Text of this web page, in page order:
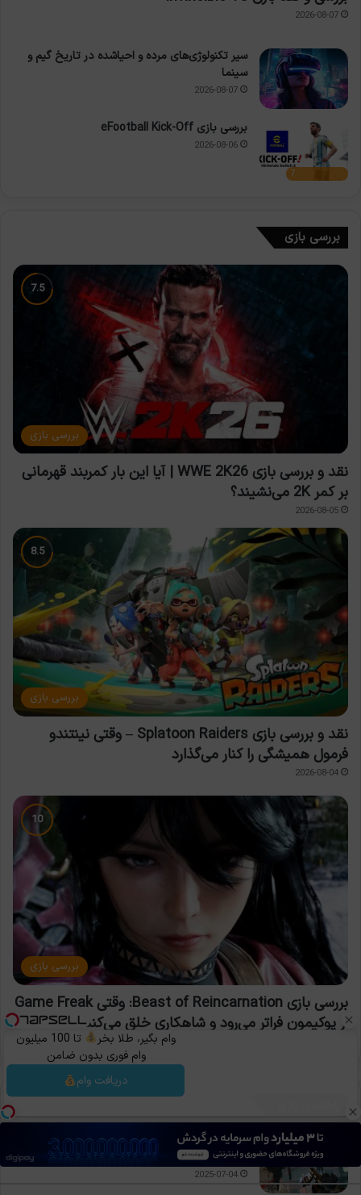
2026-08-07
سیر تکنولوژی‌های مرده و احیاشده در تاریخ گیم و
سینما
2026-08-07
7
بررسی بازی eFootball Kick-Off
2026-08-06
بررسی بازی
بررسی بازی
نقد و بررسی بازی WWE 2K26 | آیا این بار کمربند قهرمانی
بر کمر 2K می‌نشیند؟
2026-08-05
بررسی بازی
نقد و بررسی بازی Splatoon Raiders – وقتی نینتندو
فرمول همیشگی را کنار می‌گذارد
2026-08-04
بررسی بازی
بررسی بازی Beast of Reincarnation: وقتی Game Freak
از پوکیمون فراتر می‌رود و شاهکاری خلق می‌کند
راهنمای بازی Redfall: نکات طلایی پیش از ورود به
دنیای خون‌آشام‌ها
2025-07-04
وام بگیر، طلا بخر
تا 100 میلیون
وام فوری بدون ضامن
دریافت وام